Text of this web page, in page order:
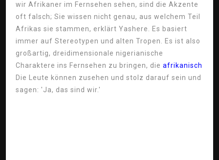
wir Afrikaner im Fernsehen sehen, sind die Akzente
oft falsch; Sie wissen nicht genau, aus welchem ​​Teil
Afrikas sie stammen, erklärt Yashere. Es basiert
immer auf Stereotypen und alten Tropen. Es ist also
großartig, dreidimensionale nigerianische
Charaktere ins Fernsehen zu bringen, die afrikanisch
Die Leute können zusehen und stolz darauf sein und
sagen: 'Ja, das sind wir.'